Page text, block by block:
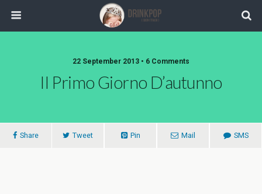
22 September 2013 • 6 Comments
Il Primo Giorno D’autunno
Share Tweet Pin Mail SMS